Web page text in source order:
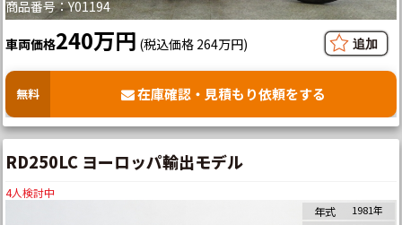
商品番号：Y01194
車両価格240万円 (税込価格 264万円)
無料 在庫確認・見積もり依頼をする
RD250LC ヨーロッパ輸出モデル
4人検討中
年式 1981年